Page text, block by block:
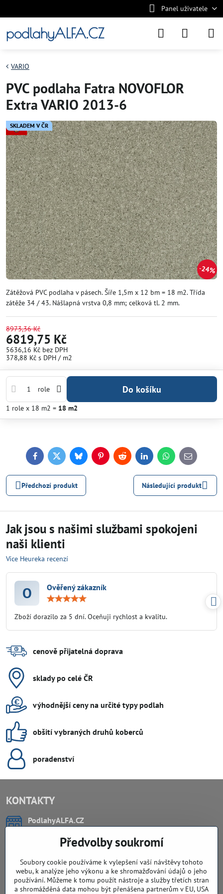
Panel uživatele
podlahyALFA.CZ
SKLADEM V ČR
24%
VARIO
PVC podlaha Fatra NOVOFLOR
Extra VARIO 2013-6
Zátěžová PVC podlaha v pásech. Šíře 1,5m x 12 bm = 18 m2. Třída
zátěže 34 / 43. Nášlapná vrstva 0,8 mm; celková tl. 2 mm.
8973,36 Kč
6819,75 Kč
5636,16 Kč bez DPH
378,88 Kč s DPH / m2
role Do košíku
1 role x 18 m2 = 18 m2
FacebookTwitterBlueskyPinterestReddit LinkedInWhatsApp
E-
mail
Předchozí produkt Následující produkt
Jak jsou s našimi službami spokojeni
naši klienti
Více Heureka recenzí
O Ověřený zákazník
5
Zboží dorazilo za 5 dní. Oceňuji rychlost a kvalitu.
cenově přijatelná doprava
sklady po celé ČR
výhodnější ceny na určité typy podlah
obšití vybraných druhů koberců
poradenství
KONTAKTY
PodlahyALFA​.CZ
Záříčí, ev.č. 54
768 11 Chropyně
DIČ: CZ8103114129
Sklad, vzorkovna PO TELEFONICKÉ DOMLUVĚ
Záříčí ev. č. 54
Předvolby soukromí
Soubory cookie používáme k vylepšení vaší návštěvy tohoto
webu, k analýze jeho výkonu a ke shromažďování údajů o jeho
používání. Můžeme k tomu použít nástroje a služby třetích stran
a shromážděná data mohou být přenášena partnerům v EU, USA